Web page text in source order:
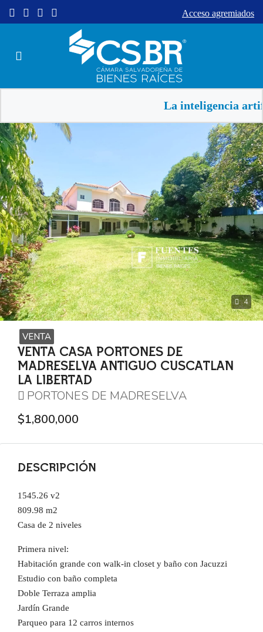
Acceso agremiados
La inteligencia artificial
4
VENTA
VENTA CASA PORTONES DE
MADRESELVA ANTIGUO CUSCATLAN
LA LIBERTAD
PORTONES DE MADRESELVA
$1,800,000
DESCRIPCIÓN
1545.26 v2
809.98 m2
Casa de 2 niveles
Primera nivel:
Habitación grande con walk-in closet y baño con Jacuzzi
Estudio con baño completa
Doble Terraza amplia
Jardín Grande
Parqueo para 12 carros internos